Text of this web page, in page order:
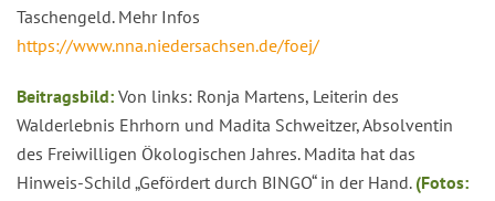
Taschengeld. Mehr Infos
https://www.nna.niedersachsen.de/foej/
Beitragsbild: Von links: Ronja Martens, Leiterin des
Walderlebnis Ehrhorn und Madita Schweitzer, Absolventin
des Freiwilligen Ökologischen Jahres. Madita hat das
Hinweis-Schild „Gefördert durch BINGO“ in der Hand. (Fotos: